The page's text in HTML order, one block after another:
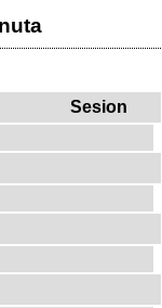
Sesion